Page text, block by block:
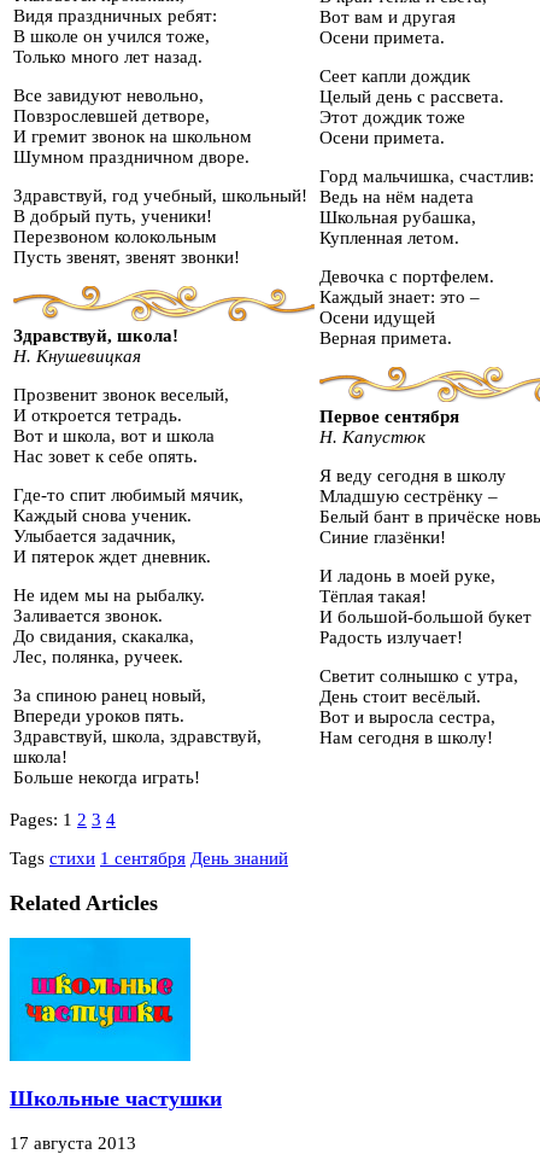
Видя праздничных ребят:
В школе он учился тоже,
Только много лет назад.
Все завидуют невольно,
Повзрослевшей детворе,
И гремит звонок на школьном
Шумном праздничном дворе.
Здравствуй, год учебный, школьный!
В добрый путь, ученики!
Перезвоном колокольным
Пусть звенят, звенят звонки!
Здравствуй, школа!
Н. Кнушевицкая
Прозвенит звонок веселый,
И откроется тетрадь.
Вот и школа, вот и школа
Нас зовет к себе опять.
Где-то спит любимый мячик,
Каждый снова ученик.
Улыбается задачник,
И пятерок ждет дневник.
Не идем мы на рыбалку.
Заливается звонок.
До свидания, скакалка,
Лес, полянка, ручеек.
За спиною ранец новый,
Впереди уроков пять.
Здравствуй, школа, здравствуй,
школа!
Больше некогда играть!
Вот вам и другая
Осени примета.
Сеет капли дождик
Целый день с рассвета.
Этот дождик тоже
Осени примета.
Горд мальчишка, счастлив:
Ведь на нём надета
Школьная рубашка,
Купленная летом.
Девочка с портфелем.
Каждый знает: это –
Осени идущей
Верная примета.
Первое сентября
Н. Капустюк
Я веду сегодня в школу
Младшую сестрёнку –
Белый бант в причёске
Синие глазёнки!
И ладонь в моей руке,
Тёплая такая!
И большой-большой букет
Радость излучает!
Светит солнышко с утра,
День стоит весёлый.
Вот и выросла сестра,
Нам сегодня в школу!
Pages: 1 2 3 4
Tags стихи 1 сентября День знаний
Related Articles
Школьные частушки
17 августа 2013